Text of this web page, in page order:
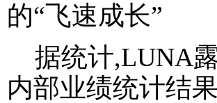
的“飞速成长”
据统计,LUNA露
内部业绩统计结